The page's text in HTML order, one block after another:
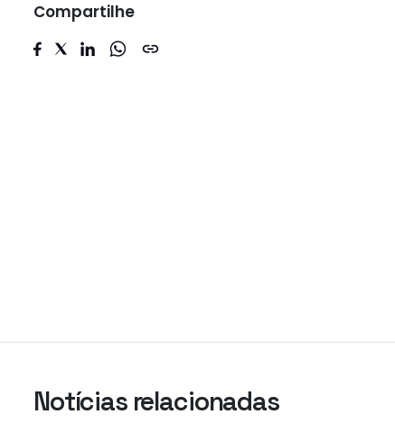
Compartilhe
Notícias relacionadas